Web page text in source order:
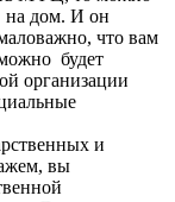
на дом. И он
что вам
будет
организации
и
вы